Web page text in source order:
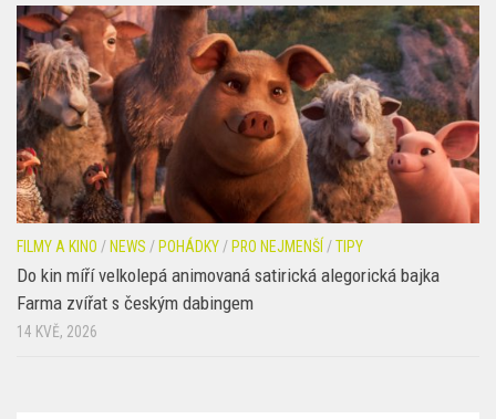
FILMY A KINO/NEWS/POHÁDKY/PRO NEJMENŠÍ/TIPY
Do kin míří velkolepá animovaná satirická alegorická bajka
Farma zvířat s českým dabingem
14 KVĚ, 2026